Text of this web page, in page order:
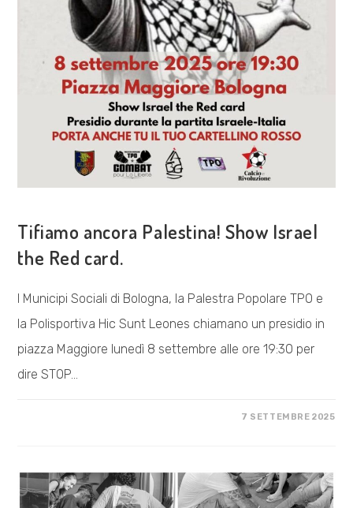
Tifiamo ancora Palestina! Show Israel
the Red card.
I Municipi Sociali di Bologna, la Palestra Popolare TPO e
la Polisportiva Hic Sunt Leones chiamano un presidio in
piazza Maggiore lunedì 8 settembre alle ore 19:30 per
dire STOP…
THE
RED
CARD.
7 SETTEMBRE 2025